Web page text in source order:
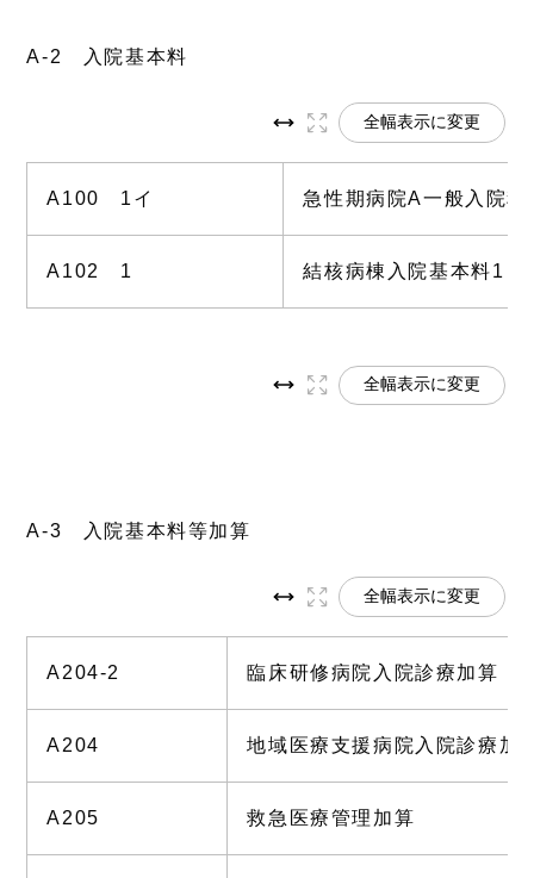
A-2 入院基本料
全幅表示に変更
A100 1イ 急性期病院A一般入院料
A102 1 結核病棟入院基本料1
全幅表示に変更
A-3 入院基本料等加算
全幅表示に変更
A204-2 臨床研修病院入院診療加算
A204 地域医療支援病院入院診療加
A205 救急医療管理加算